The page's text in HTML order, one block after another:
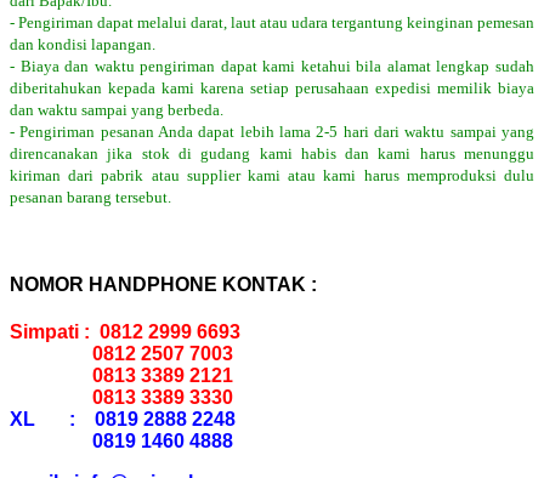
- Pengiriman dapat melalui darat, laut atau udara tergantung keinginan pemesan
dan kondisi lapangan.
- Biaya dan waktu pengiriman dapat kami ketahui bila alamat lengkap sudah
diberitahukan kepada kami karena setiap perusahaan expedisi memilik biaya
dan waktu sampai yang berbeda.
- Pengiriman pesanan Anda dapat lebih lama 2-5 hari dari waktu sampai yang
direncanakan jika stok di gudang kami habis dan kami harus menunggu
kiriman dari pabrik atau supplier kami atau kami harus memproduksi dulu
pesanan barang tersebut.
NOMOR HANDPHONE KONTAK :
Simpati : 0812 2999 6693
0812 2507 7003
0813 3389 2121
0813 3389 3330
XL : 0819 2888 2248
0819 1460 4888